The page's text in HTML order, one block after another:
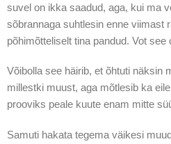
suvel on ikka saadud, aga, kui ma
sõbrannaga suhtlesin enne viimast
põhimõtteliselt tina pandud. Vot see
Võibolla see häirib, et õhtuti näksin
millestki muust, aga mõtlesib ka
prooviks peale kuute enam mitte
Samuti hakata tegema väikesi